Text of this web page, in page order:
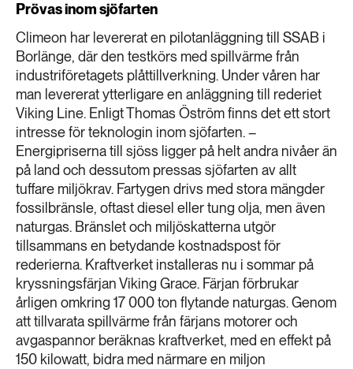
Prövas inom sjöfarten
Climeon har levererat en pilotanläggning till SSAB i
Borlänge, där den testkörs med spillvärme från
industriföretagets plåttillverkning. Under våren har
man levererat ytterligare en anläggning till rederiet
Viking Line. Enligt Thomas Öström finns det ett stort
intresse för teknologin inom sjöfarten. –
Energipriserna till sjöss ligger på helt andra nivåer än
på land och dessutom pressas sjöfarten av allt
tuffare miljökrav. Fartygen drivs med stora mängder
fossilbränsle, oftast diesel eller tung olja, men även
naturgas. Bränslet och miljöskatterna utgör
tillsammans en betydande kostnadspost för
rederierna. Kraftverket installeras nu i sommar på
kryssningsfärjan Viking Grace. Färjan förbrukar
årligen omkring 17 000 ton flytande naturgas. Genom
att tillvarata spillvärme från färjans motorer och
avgaspannor beräknas kraftverket, med en effekt på
150 kilowatt, bidra med närmare en miljon